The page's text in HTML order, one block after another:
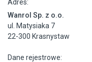
Adres:
Wanrol Sp. z o.o.
ul. Matysiaka 7
22-300 Krasnystaw
Dane rejestrowe: